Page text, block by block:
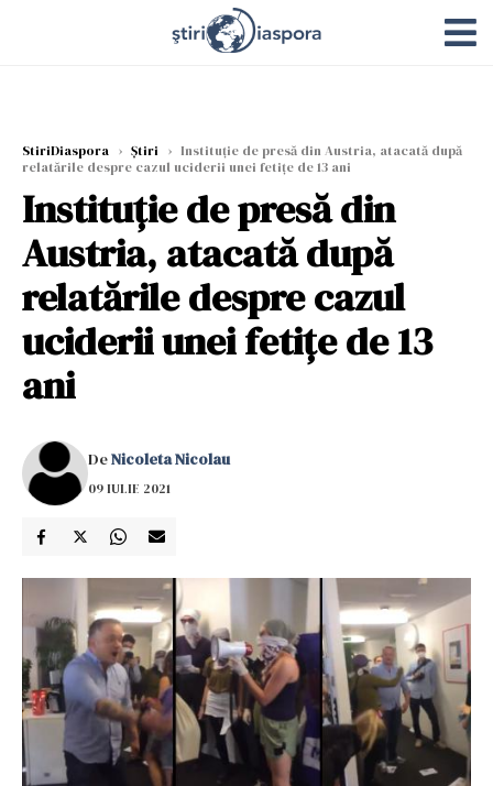
StiriDiaspora › Știri › Instituție de presă din Austria, atacată după
relatările despre cazul uciderii unei fetițe de 13 ani
Instituție de presă din
Austria, atacată după
relatările despre cazul
uciderii unei fetițe de 13
ani
DeNicoleta Nicolau
09 IULIE 2021